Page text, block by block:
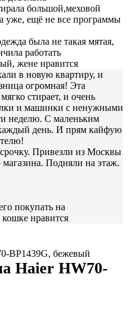
большой,меховой
уже, ещё не все программы
была не такая мятая,
работать
жене нравится
в новую квартиру, и
огромная! Эта
стирает, и очень
и машинки с ненужными
неделю. С маленьким
каждый день. И прям кайфую
Привезли из Москвы
Подняли на этаж.
покупать на
нравится
Haier HW70-